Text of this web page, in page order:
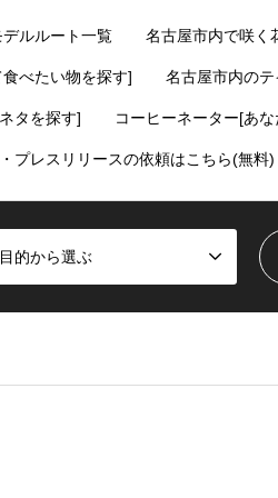
ルルート一覧 名古屋市内で咲く
べたい物を探す] 名古屋市内の
タを探す] コーヒーネーター[あ
プレスリリースの依頼はこちら(無料)
的から選ぶ